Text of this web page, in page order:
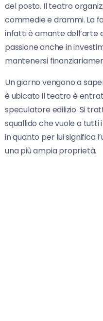
del posto. Il teatro
commedie e drammi. La
infatti è amante dell’arte
passione anche in
mantenersi
Un giorno vengono a
è ubicato il teatro è
speculatore edilizio. Si
squallido che vuole a tutti
in quanto per lui significa
una più ampia proprietà.